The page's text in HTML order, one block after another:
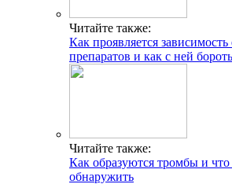
Читайте также:
Как проявляется
препаратов и как с ней
Читайте также:
Как образуются тромбы и
обнаружить